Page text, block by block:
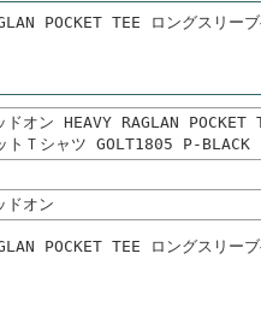
POCKET TEE ロングスリー
オン HEAVY RAGLAN POCKET
トＴシャツ GOLT1805 P-BLACK
オン
POCKET TEE ロングスリー